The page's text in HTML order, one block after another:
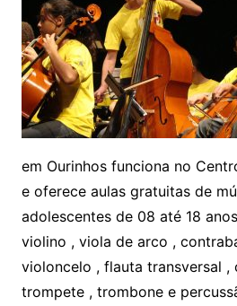
em Ourinhos funciona no
e oferece aulas gratuitas de
adolescentes de 08 até 18
violino , viola de arco ,
violoncelo , flauta transversal ,
trompete , trombone e